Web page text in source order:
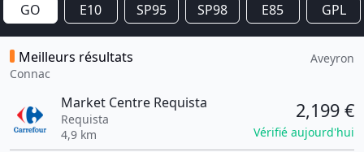
GO E10 SP95 SP98 E85 GPL
Meilleurs résultats
Connac
Aveyron
Market Centre Requista
Requista
4,9 km
2,199 €
Vérifié aujourd'hui